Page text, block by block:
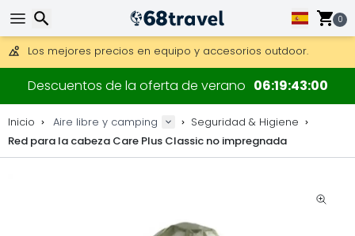
0
Envío DHL 1 día disponible.
30 días para devoluciones, 90 días para mapas de madera
Los mejores precios en equipo y accesorios outdoor.
Descuentos de la oferta de verano 06194300
Inicio Aire libre y camping
Seguridad & Higiene
Red para la cabeza Care Plus Classic no impregnada
Buscar